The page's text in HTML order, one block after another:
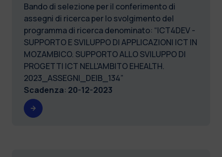
Bando di selezione per il conferimento di
assegni di ricerca per lo svolgimento del
programma di ricerca denominato: “ICT4DEV -
SUPPORTO E SVILUPPO DI APPLICAZIONI ICT IN
MOZAMBICO. SUPPORTO ALLO SVILUPPO DI
PROGETTI ICT NELL'AMBITO EHEALTH.
2023_ASSEGNI_DEIB_134”
Scadenza: 20-12-2023